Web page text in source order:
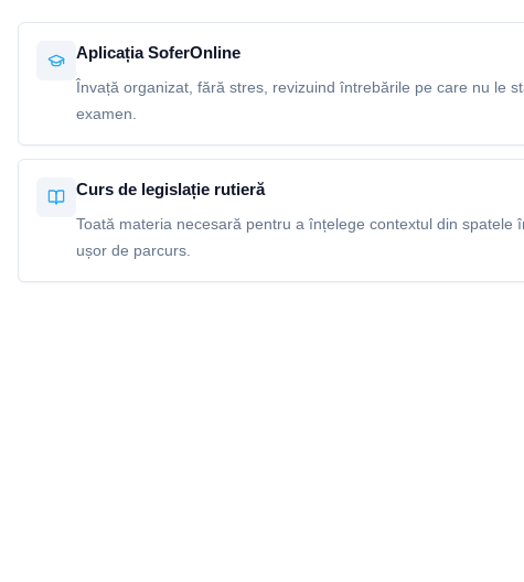
Aplicația SoferOnline
Învață organizat, fără stres, revizuind întrebările pe care nu le
examen.
Curs de legislație rutieră
Toată materia necesară pentru a înțelege contextul din spatele
ușor de parcurs.